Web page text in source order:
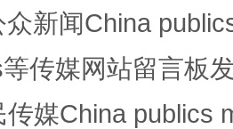
化重塑工作
众新闻China
传媒网站留言板
媒China publics